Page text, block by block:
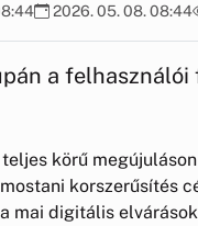
2026. 05. 08. 08:44
a
körű
korszerűsítés
mai digitális